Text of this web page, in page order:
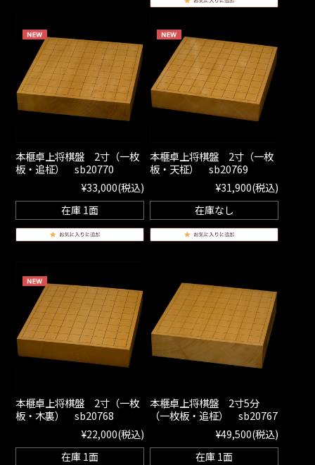
本榧卓上将棋盤 2寸（一枚
板・追柾） sb20770
¥33,000(税込)
在庫 1面
本榧卓上将棋盤 2寸（一枚
板・天柾） sb20769
¥31,900(税込)
在庫なし
本榧卓上将棋盤 2寸（一枚
板・木裏） sb20768
¥22,000(税込)
在庫 1面
本榧卓上将棋盤 2寸5分
（一枚板・追柾） sb20767
¥49,500(税込)
在庫 1面